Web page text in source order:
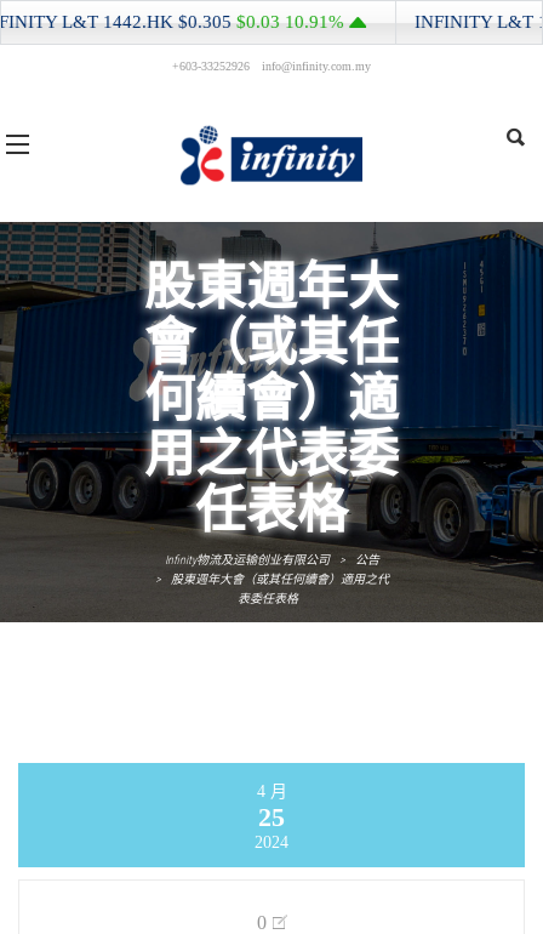
+603-33252926 info@infinity.com.my
股東週年大
會（或其任
何續會）適
用之代表委
任表格
Infinity物流及运输创业有限公司 >
公告
>
股東週年大會（或其任何續會）適用之代
表委任表格
4 月
25
2024
0
L&T1442.HK$0.305$0.0310.91% INFINITY L&T